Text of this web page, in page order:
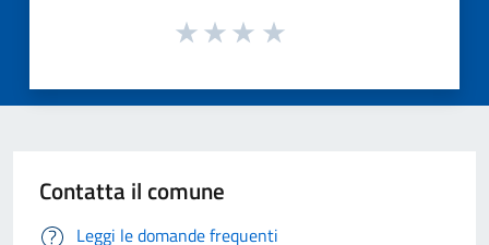
Contatta il comune
Leggi le domande frequenti